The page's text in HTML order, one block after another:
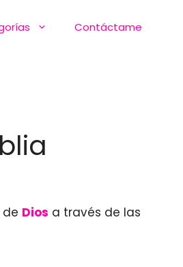
Contáctame
Dios a través de las